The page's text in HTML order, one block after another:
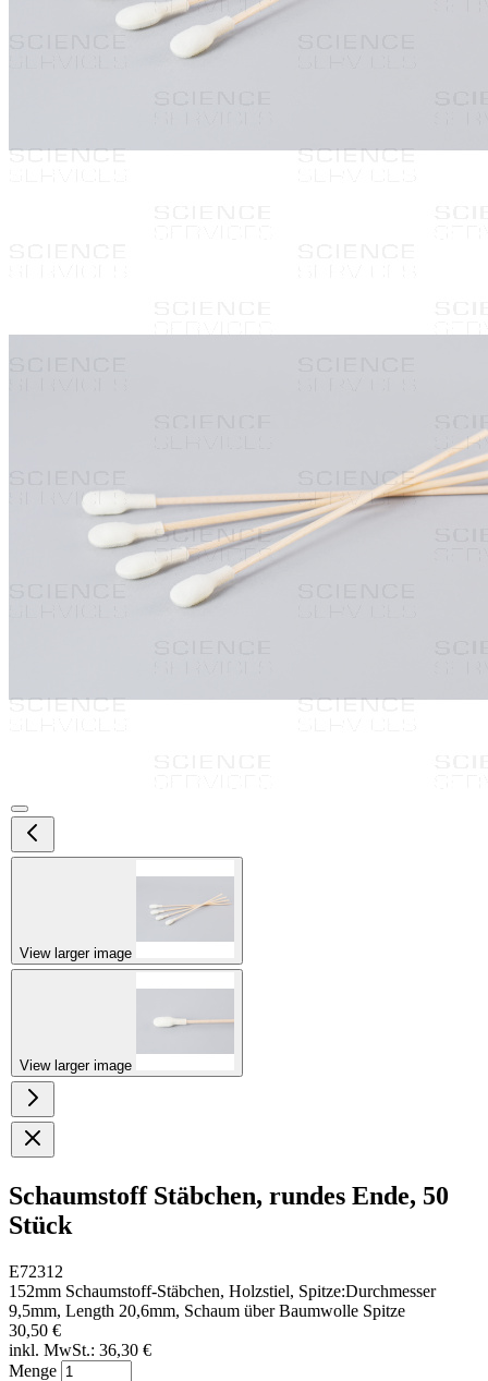
View larger image
View larger image
Schaumstoff Stäbchen, rundes Ende, 50
Stück
E72312
152mm Schaumstoff-Stäbchen, Holzstiel, Spitze:Durchmesser
9,5mm, Length 20,6mm, Schaum über Baumwolle Spitze
30,50 €
inkl. MwSt.: 36,30 €
Menge